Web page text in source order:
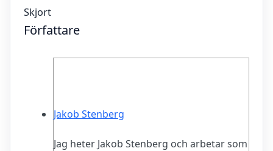
Skjort
Författare
Jakob Stenberg
Jag heter Jakob Stenberg och arbetar som